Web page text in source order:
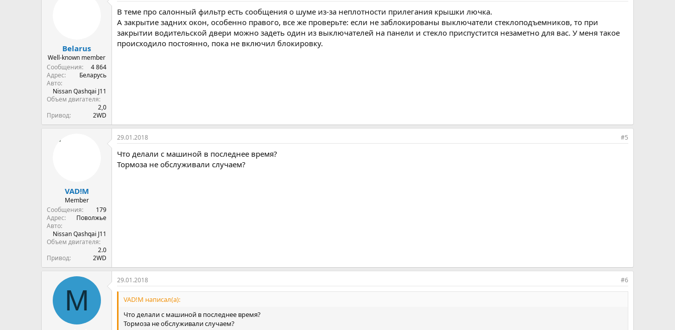
Belarus
Well-known member
Сообщения
4 864
Адрес
Беларусь
Авто
Nissan Qashqai J11
Объем двигателя
2,0
Привод
2WD
В теме про салонный фильтр есть сообщения о шуме из-за неплотности прилегания крышки лючка.
А закрытие задних окон, особенно правого, все же проверьте: если не заблокированы выключатели стеклоподъемников, то при
закрытии водительской двери можно задеть один из выключателей на панели и стекло приспустится незаметно для вас. У меня такое
происходило постоянно, пока не включил блокировку.
VAD!M
Member
Сообщения
179
Адрес
Поволжье
Авто
Nissan Qashqai J11
Объем двигателя
2.0
Привод
2WD
29.01.2018 #5
Что делали с машиной в последнее время?
Тормоза не обслуживали случаем?
M
29.01.2018 #6
VAD!M написал(а):
Что делали с машиной в последнее время?
Тормоза не обслуживали случаем?